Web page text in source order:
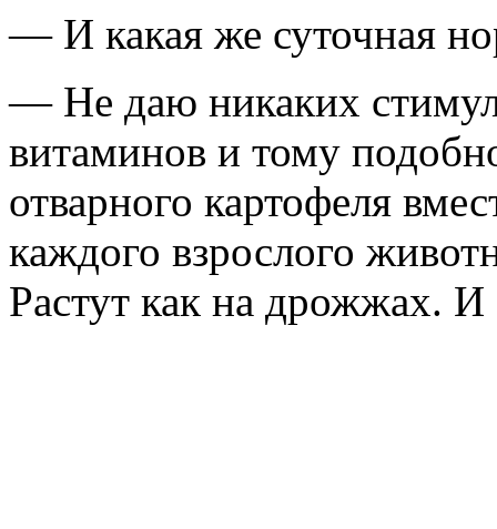
— И какая же суточная
— Не даю никаких
витаминов и тому
отварного картофеля
каждого взрослого
Растут как на дрожжах. И